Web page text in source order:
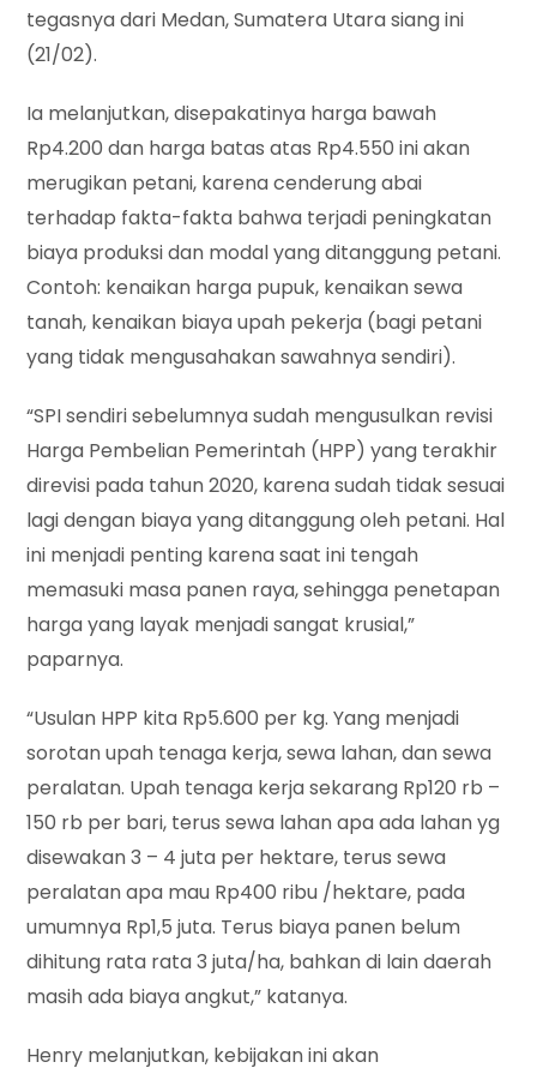
tegasnya dari Medan, Sumatera Utara siang ini
(21/02).
Ia melanjutkan, disepakatinya harga bawah
Rp4.200 dan harga batas atas Rp4.550 ini akan
merugikan petani, karena cenderung abai
terhadap fakta-fakta bahwa terjadi peningkatan
biaya produksi dan modal yang ditanggung petani.
Contoh: kenaikan harga pupuk, kenaikan sewa
tanah, kenaikan biaya upah pekerja (bagi petani
yang tidak mengusahakan sawahnya sendiri).
“SPI sendiri sebelumnya sudah mengusulkan revisi
Harga Pembelian Pemerintah (HPP) yang terakhir
direvisi pada tahun 2020, karena sudah tidak sesuai
lagi dengan biaya yang ditanggung oleh petani. Hal
ini menjadi penting karena saat ini tengah
memasuki masa panen raya, sehingga penetapan
harga yang layak menjadi sangat krusial,”
paparnya.
“Usulan HPP kita Rp5.600 per kg. Yang menjadi
sorotan upah tenaga kerja, sewa lahan, dan sewa
peralatan. Upah tenaga kerja sekarang Rp120 rb –
150 rb per bari, terus sewa lahan apa ada lahan yg
disewakan 3 – 4 juta per hektare, terus sewa
peralatan apa mau Rp400 ribu /hektare, pada
umumnya Rp1,5 juta. Terus biaya panen belum
dihitung rata rata 3 juta/ha, bahkan di lain daerah
masih ada biaya angkut,” katanya.
Henry melanjutkan, kebijakan ini akan